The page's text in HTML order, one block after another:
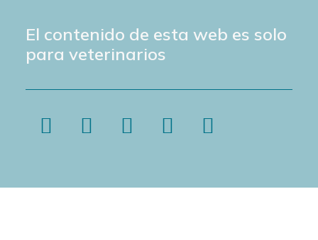
El contenido de esta web es solo
para veterinarios